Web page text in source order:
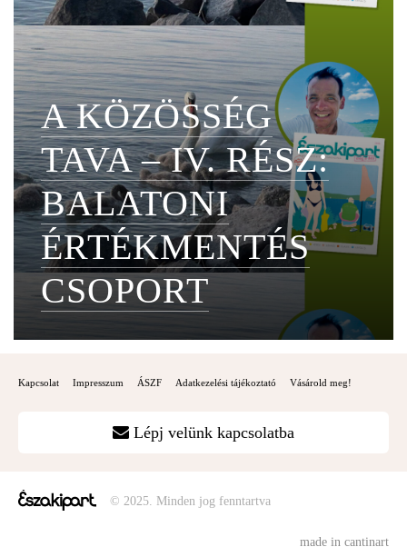
A KÖZÖSSÉG
TAVA – IV. RÉSZ:
BALATONI
ÉRTÉKMENTÉS
CSOPORT
Kapcsolat Impresszum ÁSZF Adatkezelési tájékoztató Vásárold meg!
Lépj velünk kapcsolatba
© 2025. Minden jog fenntartva
made in cantinart